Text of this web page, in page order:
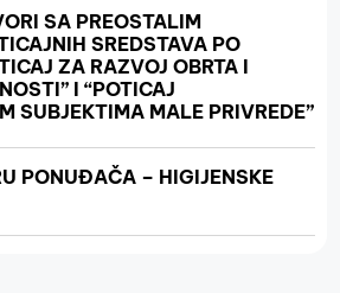
SA PREOSTALIM
SREDSTAVA PO
ZA RAZVOJ OBRTA I
I “POTICAJ
SUBJEKTIMA MALE PRIVREDE”
PONUĐAČA – HIGIJENSKE